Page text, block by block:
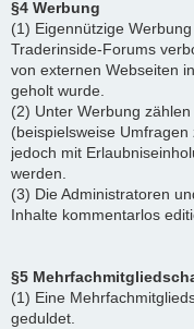
§4 Werbung
(1) Eigennützige
Traderinside-Forums
von externen Webseiten
geholt wurde.
(2) Unter Werbung
(beispielsweise
jedoch mit
werden.
(3) Die Administratoren
Inhalte kommentarlos
§5
(1) Eine
geduldet.